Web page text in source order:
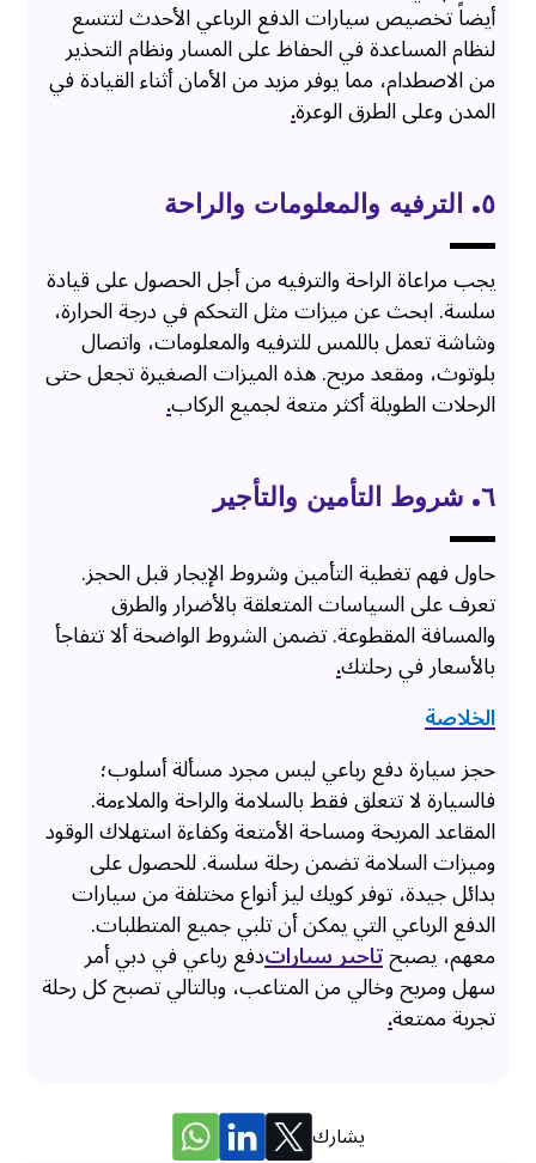
أيضاً تخصيص سيارات الدفع الرباعي الأحدث لتتسع
لنظام المساعدة في الحفاظ على المسار ونظام التحذير
من الاصطدام، مما يوفر مزيد من الأمان أثناء القيادة في
المدن وعلى الطرق الوعرة.
٥. الترفيه والمعلومات والراحة
يجب مراعاة الراحة والترفيه من أجل الحصول على قيادة
سلسة. ابحث عن ميزات مثل التحكم في درجة الحرارة،
وشاشة تعمل باللمس للترفيه والمعلومات، واتصال
بلوتوث، ومقعد مريح. هذه الميزات الصغيرة تجعل حتى
الرحلات الطويلة أكثر متعة لجميع الركاب.
٦. شروط التأمين والتأجير
حاول فهم تغطية التأمين وشروط الإيجار قبل الحجز.
تعرف على السياسات المتعلقة بالأضرار والطرق
والمسافة المقطوعة. تضمن الشروط الواضحة ألا تتفاجأ
بالأسعار في رحلتك.
الخلاصة
حجز سيارة دفع رباعي ليس مجرد مسألة أسلوب؛
فالسيارة لا تتعلق فقط بالسلامة والراحة والملاءمة.
المقاعد المريحة ومساحة الأمتعة وكفاءة استهلاك الوقود
وميزات السلامة تضمن رحلة سلسة. للحصول على
بدائل جيدة، توفر كويك ليز أنواع مختلفة من سيارات
الدفع الرباعي التي يمكن أن تلبي جميع المتطلبات.
معهم، يصبحتاجير سياراتدفع رباعي في دبي أمر
سهل ومريح وخالي من المتاعب، وبالتالي تصبح كل رحلة
تجربة ممتعة.
يشارك